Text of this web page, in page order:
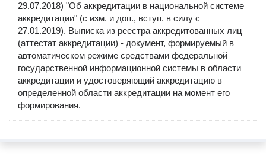
29.07.2018) "Об аккредитации в национальной системе
аккредитации" (с изм. и доп., вступ. в силу с
27.01.2019). Выписка из реестра аккредитованных лиц
(аттестат аккредитации) - документ, формируемый в
автоматическом режиме средствами федеральной
государственной информационной системы в области
аккредитации и удостоверяющий аккредитацию в
определенной области аккредитации на момент его
формирования.